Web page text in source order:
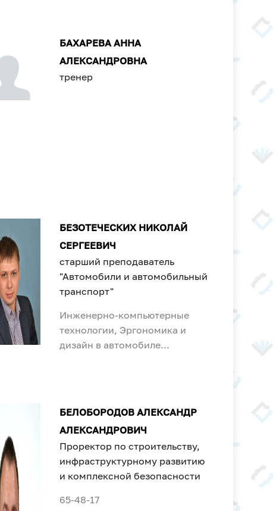
БАХАРЕВА АННА
АЛЕКСАНДРОВНА
тренер
БЕЗОТЕЧЕСКИХ НИКОЛАЙ
СЕРГЕЕВИЧ
старший преподаватель
"Автомобили и автомобильный
транспорт"
Инженерно-компьютерные
технологии, Эргономика и
дизайн в автомобиле...
БЕЛОБОРОДОВ АЛЕКСАНДР
АЛЕКСАНДРОВИЧ
Проректор по строительству,
инфраструктурному развитию
и комплексной безопасности
65-48-17